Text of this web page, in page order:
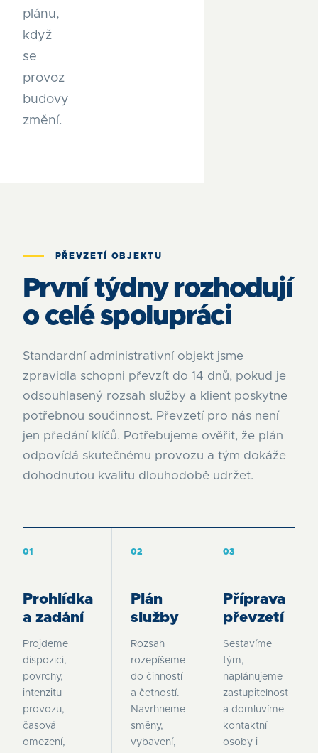
plánu,
když
se
provoz
budovy
změní.
PŘEVZETÍ OBJEKTU
První týdny rozhodují
o celé spolupráci
Standardní administrativní objekt jsme
zpravidla schopni převzít do 14 dnů, pokud je
odsouhlasený rozsah služby a klient poskytne
potřebnou součinnost. Převzetí pro nás není
jen předání klíčů. Potřebujeme ověřit, že plán
odpovídá skutečnému provozu a tým dokáže
dohodnutou kvalitu dlouhodobě udržet.
01
Prohlídka
a zadání
Projdeme
dispozici,
povrchy,
intenzitu
provozu,
časová
omezení,
02
Plán
služby
Rozsah
rozepíšeme
do činností
a četností.
Navrhneme
směny,
vybavení,
03
Příprava
převzetí
Sestavíme
tým,
naplánujeme
zastupitelnost
a domluvíme
kontaktní
osoby i